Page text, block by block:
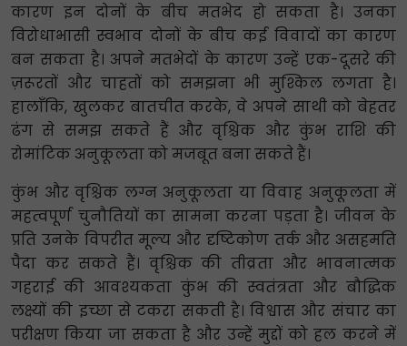
कारण इन दोनों के बीच मतभेद हो सकता है। उनका
विरोधाभासी स्वभाव दोनों के बीच कई विवादों का कारण
बन सकता है। अपने मतभेदों के कारण उन्हें एक-दूसरे की
ज़रूरतों और चाहतों को समझना भी मुश्किल लगता है।
हालाँकि, खुलकर बातचीत करके, वे अपने साथी को बेहतर
ढंग से समझ सकते हैं और वृश्चिक और कुंभ राशि की
रोमांटिक अनुकूलता को मजबूत बना सकते हैं।
कुंभ और वृश्चिक लग्न अनुकूलता या विवाह अनुकूलता में
महत्वपूर्ण चुनौतियों का सामना करना पड़ता है। जीवन के
प्रति उनके विपरीत मूल्य और दृष्टिकोण तर्क और असहमति
पैदा कर सकते हैं। वृश्चिक की तीव्रता और भावनात्मक
गहराई की आवश्यकता कुंभ की स्वतंत्रता और बौद्धिक
लक्ष्यों की इच्छा से टकरा सकती है। विश्वास और संचार का
परीक्षण किया जा सकता है और उन्हें मुद्दों को हल करने में